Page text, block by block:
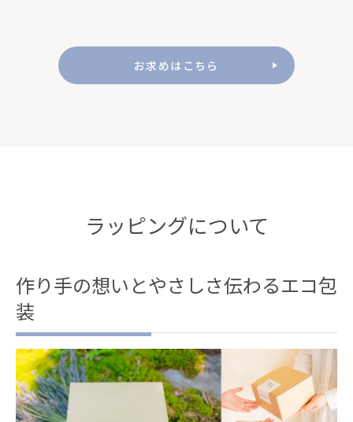
お求めはこちら
ラッピングについて
作り手の想いとやさしさ伝わるエコ包
装